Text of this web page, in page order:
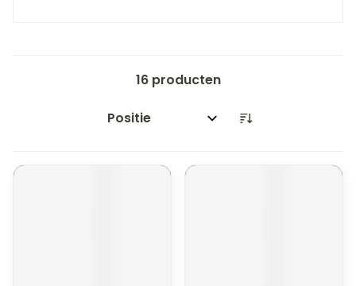
16producten
Sorteer op: